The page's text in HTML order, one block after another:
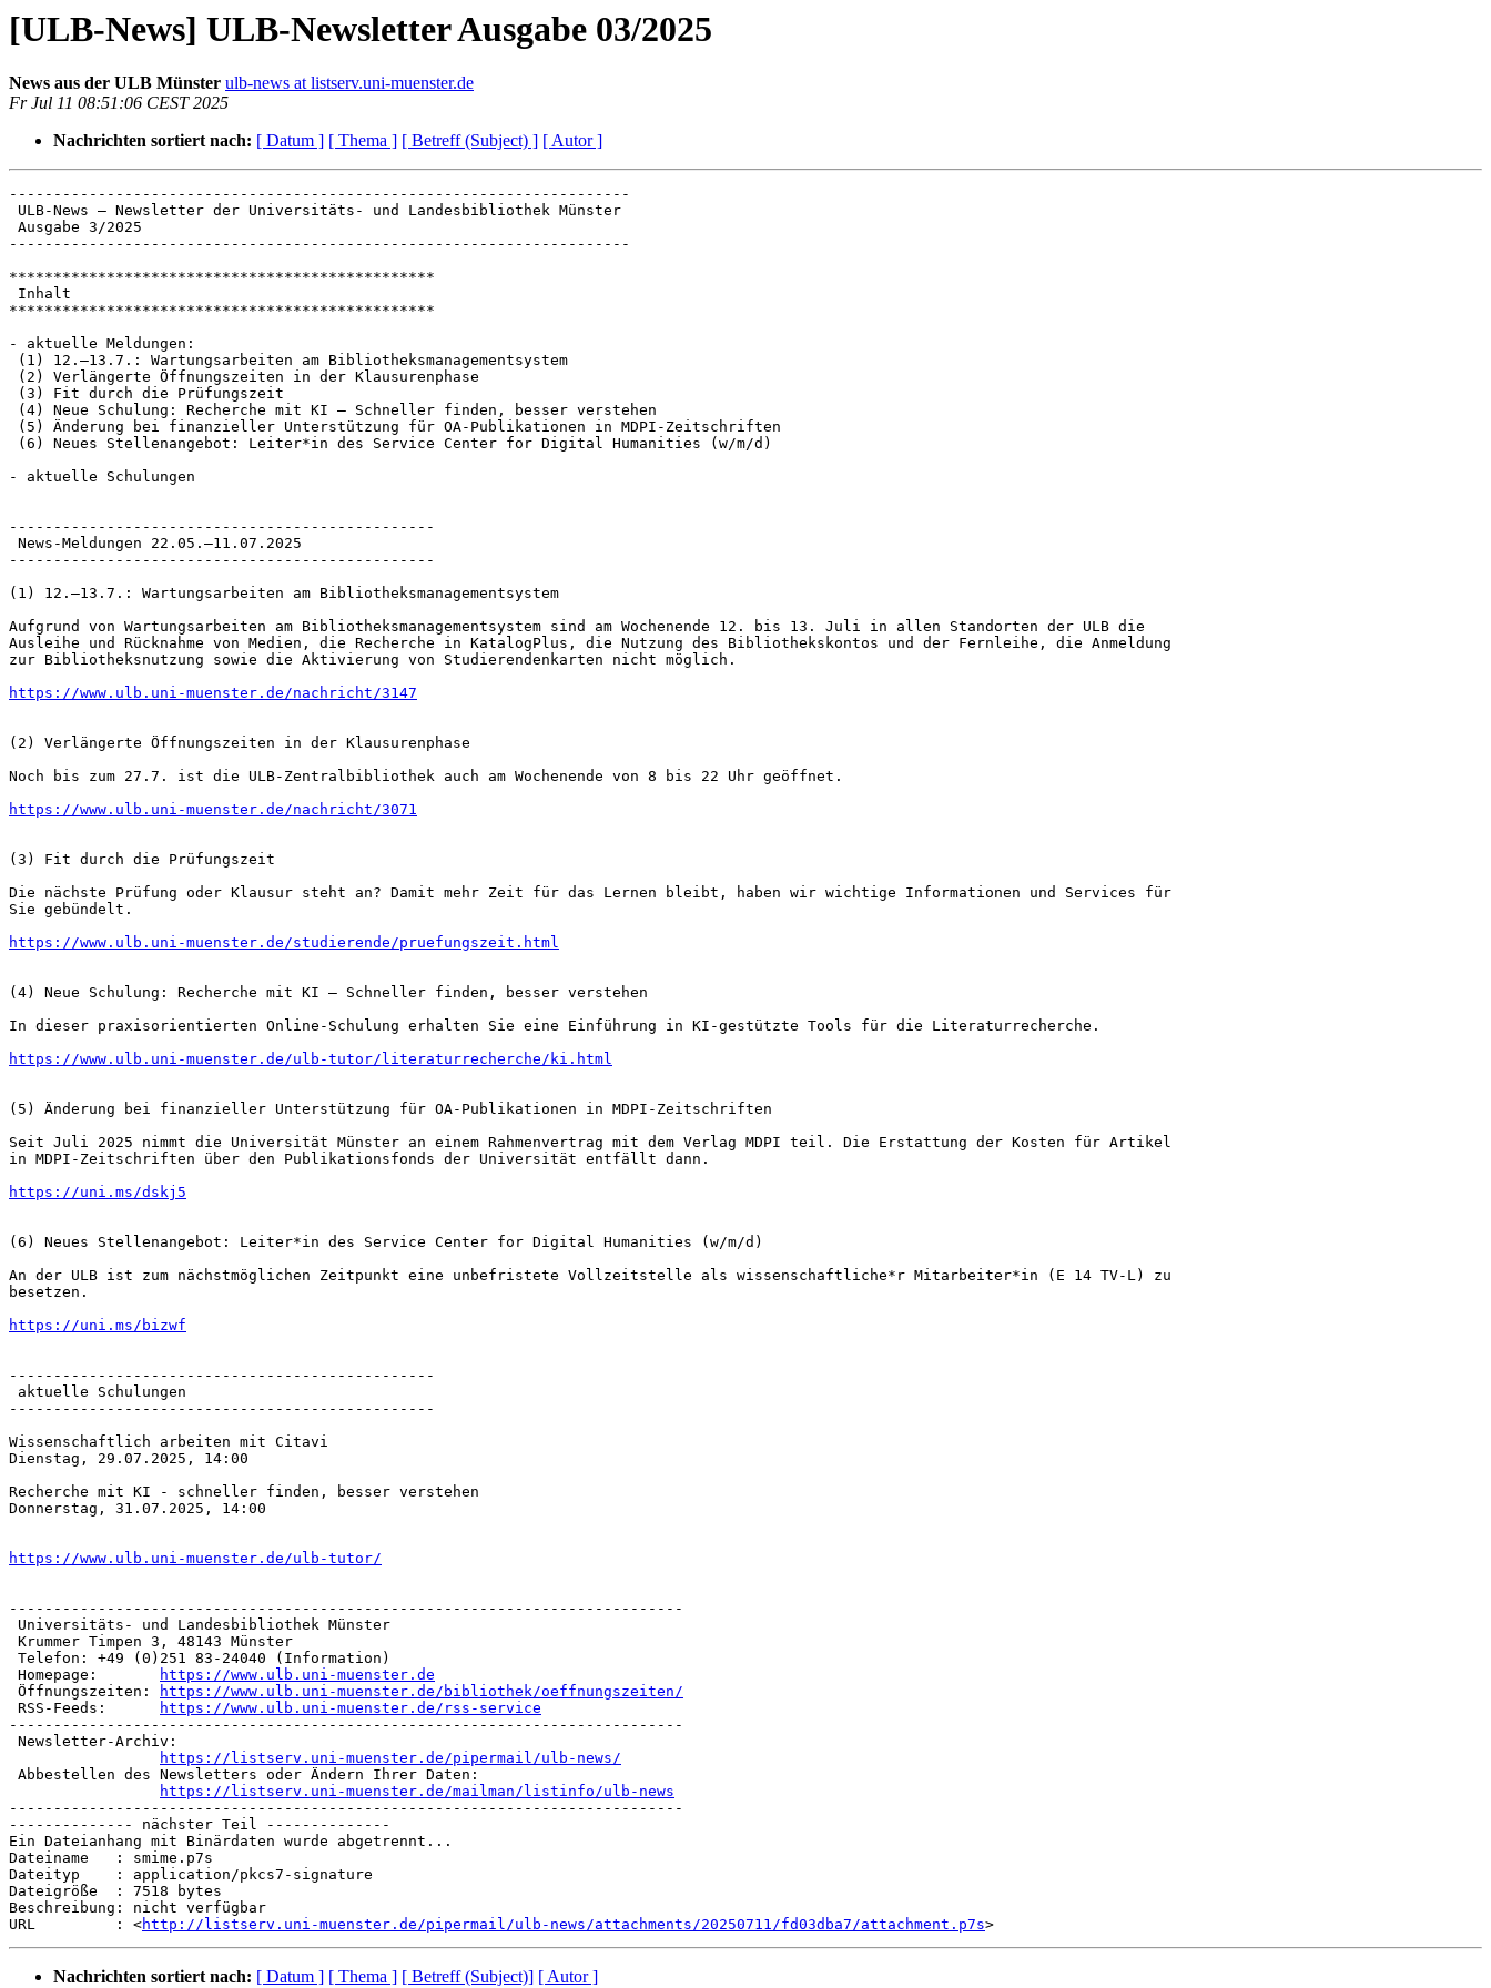
[ULB-News] ULB-Newsletter Ausgabe 03/2025
News aus der ULB Münster ulb-news at listserv.uni-muenster.de
Fr Jul 11 08:51:06 CEST 2025
Nachrichten sortiert nach: [ Datum ] [ Thema ] [ Betreff (Subject) ] [ Autor ]
----------------------------------------------------------------------
----------------------------------------------------------------------
************************************************
************************************************
- aktuelle Meldungen:
- aktuelle Schulungen
------------------------------------------------
------------------------------------------------
(1) 12.–13.7.: Wartungsarbeiten am Bibliotheksmanagementsystem
Aufgrund von Wartungsarbeiten am Bibliotheksmanagementsystem sind am Wochenende 12. bis 13. Juli in allen Standorten der ULB die
Ausleihe und Rücknahme von Medien, die Recherche in KatalogPlus, die Nutzung des Bibliothekskontos und der Fernleihe, die Anmeldung
zur Bibliotheksnutzung sowie die Aktivierung von Studierendenkarten nicht möglich.
https://www.ulb.uni-muenster.de/nachricht/3147
(2) Verlängerte Öffnungszeiten in der Klausurenphase
Noch bis zum 27.7. ist die ULB-Zentralbibliothek auch am Wochenende von 8 bis 22 Uhr geöffnet.
https://www.ulb.uni-muenster.de/nachricht/3071
(3) Fit durch die Prüfungszeit
Die nächste Prüfung oder Klausur steht an? Damit mehr Zeit für das Lernen bleibt, haben wir wichtige Informationen und Services für
Sie gebündelt.
https://www.ulb.uni-muenster.de/studierende/pruefungszeit.html
(4) Neue Schulung: Recherche mit KI – Schneller finden, besser verstehen
In dieser praxisorientierten Online-Schulung erhalten Sie eine Einführung in KI-gestützte Tools für die Literaturrecherche.
https://www.ulb.uni-muenster.de/ulb-tutor/literaturrecherche/ki.html
(5) Änderung bei finanzieller Unterstützung für OA-Publikationen in MDPI-Zeitschriften
Seit Juli 2025 nimmt die Universität Münster an einem Rahmenvertrag mit dem Verlag MDPI teil. Die Erstattung der Kosten für Artikel
in MDPI-Zeitschriften über den Publikationsfonds der Universität entfällt dann.
https://uni.ms/dskj5
(6) Neues Stellenangebot: Leiter*in des Service Center for Digital Humanities (w/m/d)
An der ULB ist zum nächstmöglichen Zeitpunkt eine unbefristete Vollzeitstelle als wissenschaftliche*r Mitarbeiter*in (E 14 TV-L) zu
besetzen.
https://uni.ms/bizwf
------------------------------------------------
------------------------------------------------
Wissenschaftlich arbeiten mit Citavi
Dienstag, 29.07.2025, 14:00
Recherche mit KI - schneller finden, besser verstehen
Donnerstag, 31.07.2025, 14:00
https://www.ulb.uni-muenster.de/ulb-tutor/
----------------------------------------------------------------------------
Homepage:
https://www.ulb.uni-muenster.de
Öffnungszeiten:
https://www.ulb.uni-muenster.de/bibliothek/oeffnungszeiten/
https://www.ulb.uni-muenster.de/rss-service
----------------------------------------------------------------------------
https://listserv.uni-muenster.de/pipermail/ulb-news/
https://listserv.uni-muenster.de/mailman/listinfo/ulb-news
----------------------------------------------------------------------------
-------------- nächster Teil --------------
Ein Dateianhang mit Binärdaten wurde abgetrennt...
Dateiname   : smime.p7s
Dateityp    : application/pkcs7-signature
Dateigröße  : 7518 bytes
Beschreibung: nicht verfügbar
URL         : <http://listserv.uni-muenster.de/pipermail/ulb-news/attachments/20250711/fd03dba7/attachment.p7s
Nachrichten sortiert nach: [ Datum ] [ Thema ] [ Betreff (Subject)] [ Autor ]